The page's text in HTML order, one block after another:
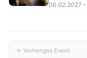
06.02.2027
← Vorheriges Event